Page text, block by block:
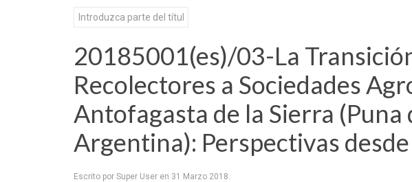
20185001(es)/03-La
Recolectores a Sociedades
Antofagasta de la Sierra (Puna
Argentina): Perspectivas
Escrito por Super User en 31 Marzo 2018.